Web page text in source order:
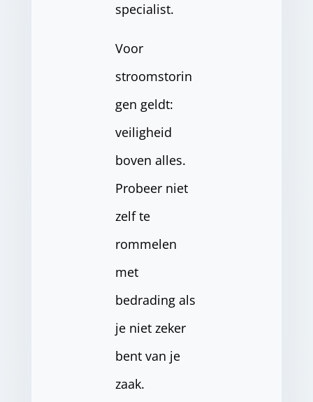
specialist.
Voor
stroomstorin
gen geldt:
veiligheid
boven alles.
Probeer niet
zelf te
rommelen
met
bedrading als
je niet zeker
bent van je
zaak.